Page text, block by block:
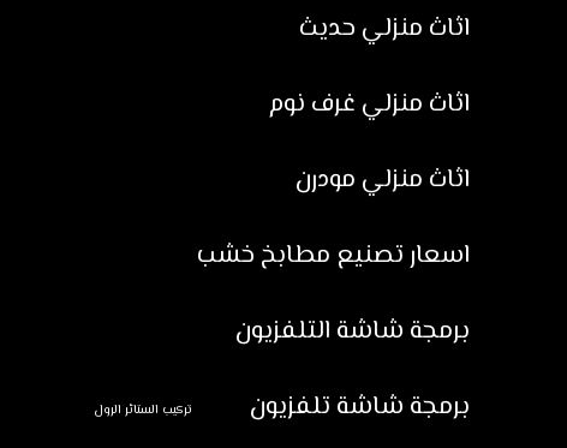
اثاث منزلي حديث
اثاث منزلي غرف نوم
اثاث منزلي مودرن
اسعار تصنيع مطابخ خشب
برمجة شاشة التلفزيون
برمجة شاشة تلفزيون
تركيب الستائر الرول